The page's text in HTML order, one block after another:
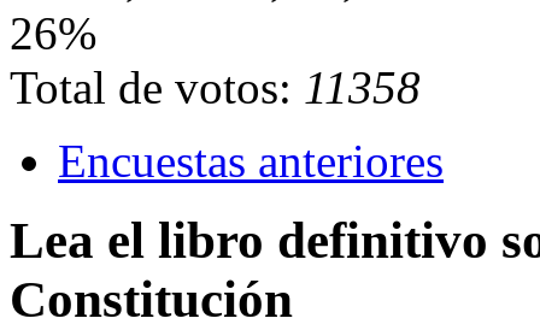
26%
Total de votos: 11358
Encuestas anteriores
Lea el libro definitivo
Constitución